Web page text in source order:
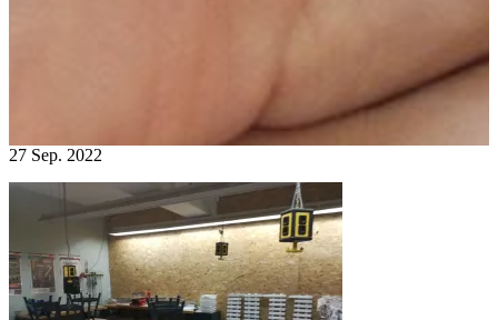
27 Sep. 2022